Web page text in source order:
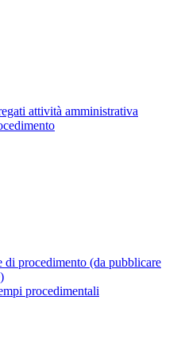
attività amministrativa
di procedimento (da pubblicare
procedimentali